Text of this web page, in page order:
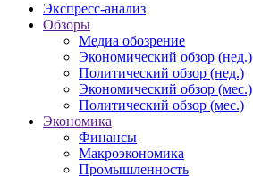
Экспресс-анализ
Обзоры
Медиа обозрение
Экономический обзор (нед.)
Политический обзор (нед.)
Экономический обзор (мес.)
Политический обзор (мес.)
Экономика
Финансы
Макроэкономика
Промышленность